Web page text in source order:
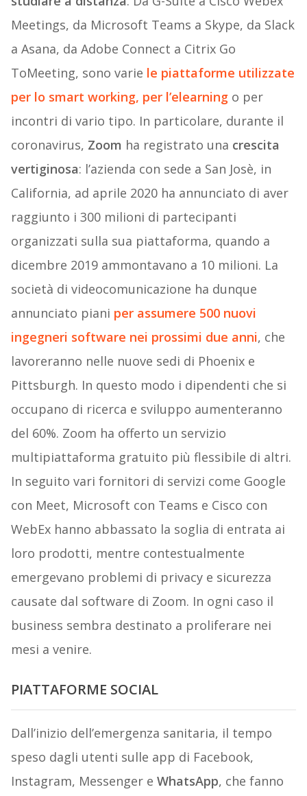
Meetings, da Microsoft Teams a Skype, da Slack
a Asana, da Adobe Connect a Citrix Go
ToMeeting, sono varie le piattaforme utilizzate
per lo smart working, per l’elearning o per
incontri di vario tipo. In particolare, durante il
coronavirus, Zoom ha registrato una crescita
vertiginosa: l’azienda con sede a San Josè, in
California, ad aprile 2020 ha annunciato di aver
raggiunto i 300 milioni di partecipanti
organizzati sulla sua piattaforma, quando a
dicembre 2019 ammontavano a 10 milioni. La
società di videocomunicazione ha dunque
annunciato piani per assumere 500 nuovi
ingegneri software nei prossimi due anni, che
lavoreranno nelle nuove sedi di Phoenix e
Pittsburgh. In questo modo i dipendenti che si
occupano di ricerca e sviluppo aumenteranno
del 60%. Zoom ha offerto un servizio
multipiattaforma gratuito più flessibile di altri.
In seguito vari fornitori di servizi come Google
con Meet, Microsoft con Teams e Cisco con
WebEx hanno abbassato la soglia di entrata ai
loro prodotti, mentre contestualmente
emergevano problemi di privacy e sicurezza
causate dal software di Zoom. In ogni caso il
business sembra destinato a proliferare nei
mesi a venire.
PIATTAFORME SOCIAL
Dall’inizio dell’emergenza sanitaria, il tempo
speso dagli utenti sulle app di Facebook,
Instagram, Messenger e WhatsApp, che fanno